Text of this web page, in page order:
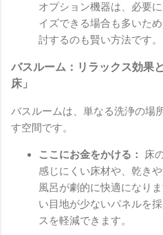
オプション機器は、必要
イズできる場合も多いた
討するのも賢い方法です。
バスルーム：リラックス効果
床」
バスルームは、単なる洗浄の場
す空間です。
ここにお金をかける：
床
感じにくい床材や、乾き
風呂が劇的に快適になり
い目地が少ないパネルを
スを軽減できます。